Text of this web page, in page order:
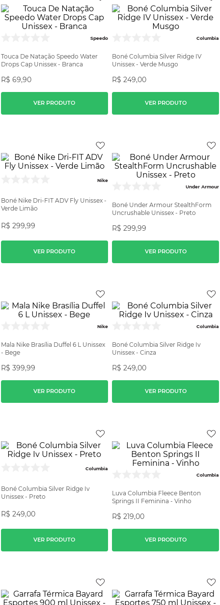
Speedo
Touca De Natação Speedo Water
Drops Cap Unissex - Branca
R$ 69,90
VER PRODUTO
Columbia
Boné Columbia Silver Ridge IV
Unissex - Verde Musgo
R$ 249,00
VER PRODUTO
Nike
Boné Nike Dri-FIT ADV Fly Unissex -
Verde Limão
R$ 299,99
VER PRODUTO
Under Armour
Boné Under Armour StealthForm
Uncrushable Unissex - Preto
R$ 299,99
VER PRODUTO
Nike
Mala Nike Brasília Duffel 6 L Unissex
- Bege
R$ 399,99
VER PRODUTO
Columbia
Boné Columbia Silver Ridge Iv
Unissex - Cinza
R$ 249,00
VER PRODUTO
Columbia
Boné Columbia Silver Ridge Iv
Unissex - Preto
R$ 249,00
VER PRODUTO
Columbia
Luva Columbia Fleece Benton
Springs II Feminina - Vinho
R$ 219,00
VER PRODUTO